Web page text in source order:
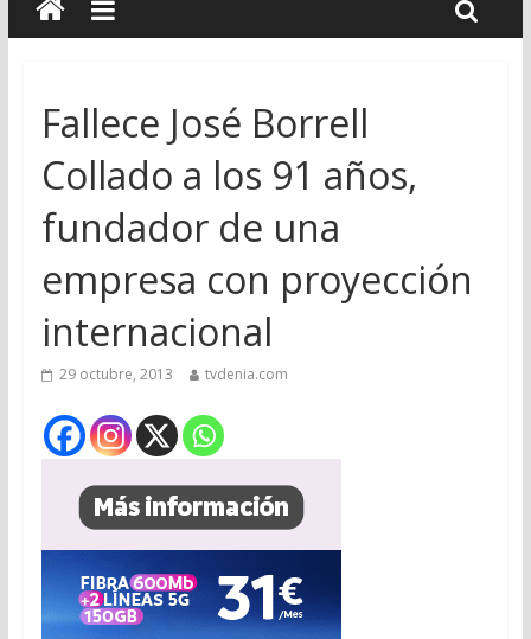
Fallece José Borrell
Collado a los 91 años,
fundador de una
empresa con proyección
internacional
29 octubre, 2013 tvdenia.com